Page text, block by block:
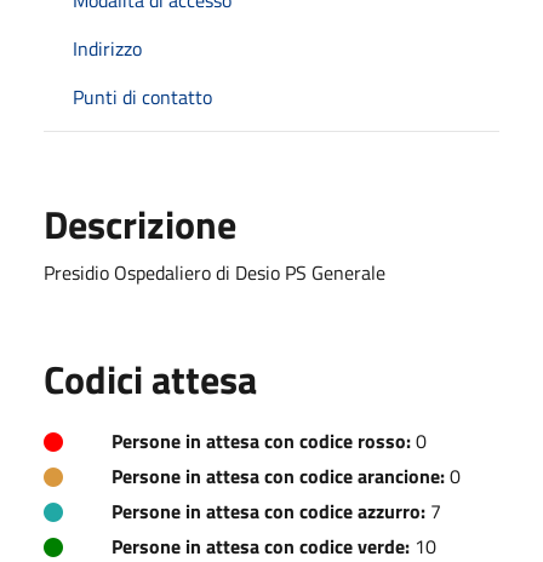
Indirizzo
Punti di contatto
Descrizione
Presidio Ospedaliero di Desio PS Generale
Codici attesa
Persone in attesa con codice rosso:0
Persone in attesa con codice arancione:0
Persone in attesa con codice azzurro: 7
Persone in attesa con codice verde: 10